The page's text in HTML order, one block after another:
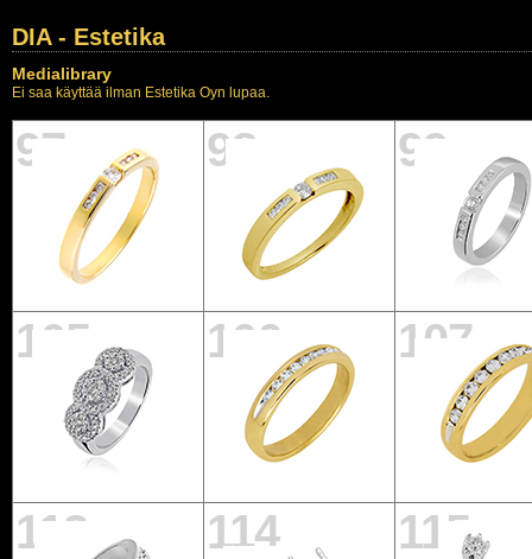
DIA - Estetika
Medialibrary
Ei saa käyttää ilman Estetika Oyn lupaa.
97 98 99
105 106 107
113 114 115